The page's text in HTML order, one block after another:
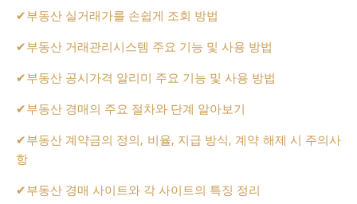
✔부동산 실거래가를 손쉽게 조회 방법
✔부동산 거래관리시스템 주요 기능 및 사용 방법
✔부동산 공시가격 알리미 주요 기능 및 사용 방법
✔부동산 경매의 주요 절차와 단계 알아보기
✔부동산 계약금의 정의, 비율, 지급 방식, 계약 해제 시 주의사
항
✔부동산 경매 사이트와 각 사이트의 특징 정리